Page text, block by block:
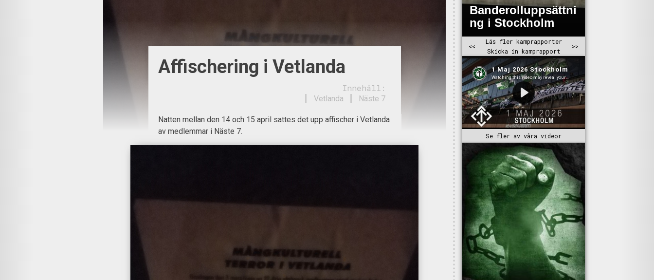
Affischering i Vetlanda
Innehåll:
Näste 7
Vetlanda
Natten mellan den 14 och 15 april sattes det upp affischer i Vetlanda
av medlemmar i Näste 7.
Se fler av våra videor